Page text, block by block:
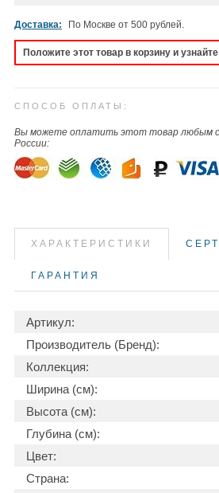
Доставка: По Москве от 500 рублей.
Положите этот товар в корзину и
СПОСОБ ОПЛАТЫ:
Вы можете оплатить этот товар любым
России:
ХАРАКТЕРИСТИКИ
ГАРАНТИЯ
Артикул:
Производитель (Бренд):
Коллекция:
Ширина (см):
Высота (см):
Глубина (см):
Цвет:
Страна: